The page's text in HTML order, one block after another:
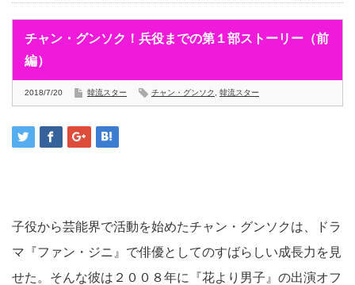
チャン・グンソク！兵役までの第１部ストーリー（前
編）
2018/7/20 韓流スター チャン・グンソク 韓流スター
子役から芸能界で活動を始めたチャン・グンソクは、ドラ
マ『ファン・ジニ』で俳優としてのすばらしい成長力を見
せた。そんな彼は２００８年に『花より男子』の出演オフ